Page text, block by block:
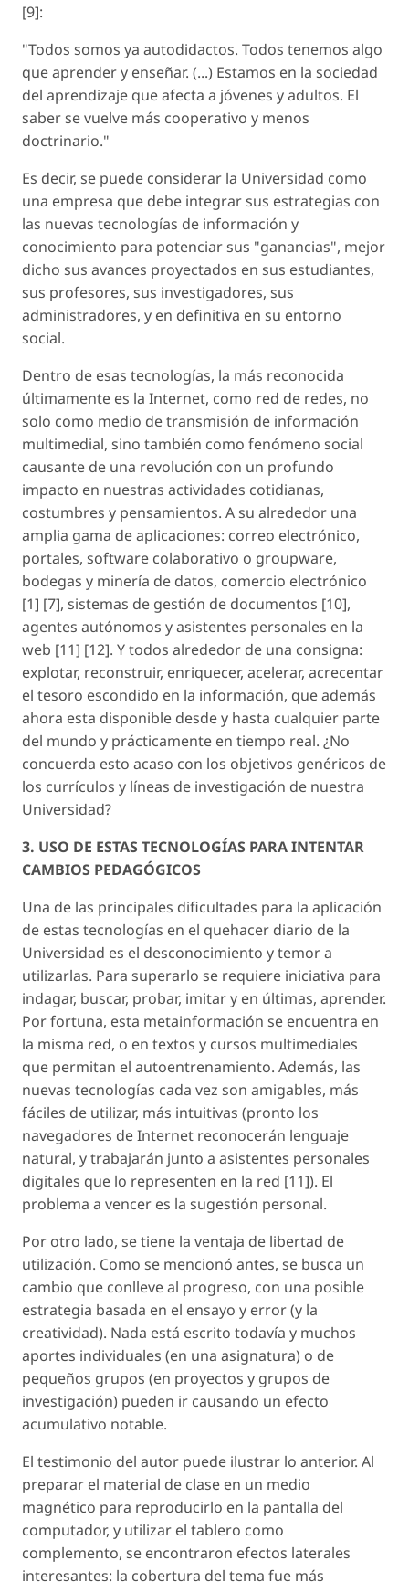
[9]:
"Todos somos ya autodidactos. Todos tenemos algo
que aprender y enseñar. (...) Estamos en la sociedad
del aprendizaje que afecta a jóvenes y adultos. El
saber se vuelve más cooperativo y menos
doctrinario."
Es decir, se puede considerar la Universidad como
una empresa que debe integrar sus estrategias con
las nuevas tecnologías de información y
conocimiento para potenciar sus "ganancias", mejor
dicho sus avances proyectados en sus estudiantes,
sus profesores, sus investigadores, sus
administradores, y en definitiva en su entorno
social.
Dentro de esas tecnologías, la más reconocida
últimamente es la Internet, como red de redes, no
solo como medio de transmisión de información
multimedial, sino también como fenómeno social
causante de una revolución con un profundo
impacto en nuestras actividades cotidianas,
costumbres y pensamientos. A su alrededor una
amplia gama de aplicaciones: correo electrónico,
portales, software colaborativo o groupware,
bodegas y minería de datos, comercio electrónico
[1] [7], sistemas de gestión de documentos [10],
agentes autónomos y asistentes personales en la
web [11] [12]. Y todos alrededor de una consigna:
explotar, reconstruir, enriquecer, acelerar, acrecentar
el tesoro escondido en la información, que además
ahora esta disponible desde y hasta cualquier parte
del mundo y prácticamente en tiempo real. ¿No
concuerda esto acaso con los objetivos genéricos de
los currículos y líneas de investigación de nuestra
Universidad?
3. USO DE ESTAS TECNOLOGÍAS PARA INTENTAR
CAMBIOS PEDAGÓGICOS
Una de las principales dificultades para la aplicación
de estas tecnologías en el quehacer diario de la
Universidad es el desconocimiento y temor a
utilizarlas. Para superarlo se requiere iniciativa para
indagar, buscar, probar, imitar y en últimas, aprender.
Por fortuna, esta metainformación se encuentra en
la misma red, o en textos y cursos multimediales
que permitan el autoentrenamiento. Además, las
nuevas tecnologías cada vez son amigables, más
fáciles de utilizar, más intuitivas (pronto los
navegadores de Internet reconocerán lenguaje
natural, y trabajarán junto a asistentes personales
digitales que lo representen en la red [11]). El
problema a vencer es la sugestión personal.
Por otro lado, se tiene la ventaja de libertad de
utilización. Como se mencionó antes, se busca un
cambio que conlleve al progreso, con una posible
estrategia basada en el ensayo y error (y la
creatividad). Nada está escrito todavía y muchos
aportes individuales (en una asignatura) o de
pequeños grupos (en proyectos y grupos de
investigación) pueden ir causando un efecto
acumulativo notable.
El testimonio del autor puede ilustrar lo anterior. Al
preparar el material de clase en un medio
magnético para reproducirlo en la pantalla del
computador, y utilizar el tablero como
complemento, se encontraron efectos laterales
interesantes: la cobertura del tema fue más